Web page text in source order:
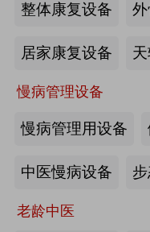
整体康复设备
居家康复设备
慢病管理设备
慢病管理用设备
中医慢病设备
老龄中医
来源:注册会员
海
来源:注册会员